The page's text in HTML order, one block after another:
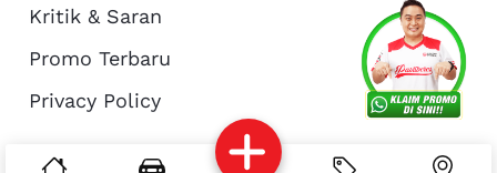
About Us
Reservasi Article
Kritik & Saran
Promo Terbaru
Privacy Policy